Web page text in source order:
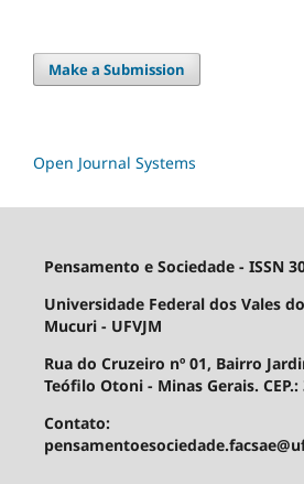
Make a Submission
Open Journal Systems
Pensamento e Sociedade - ISSN
Universidade Federal dos Vales
Mucuri - UFVJM
Rua do Cruzeiro nº 01, Bairro
Teófilo Otoni - Minas Gerais. CEP.:
Contato: